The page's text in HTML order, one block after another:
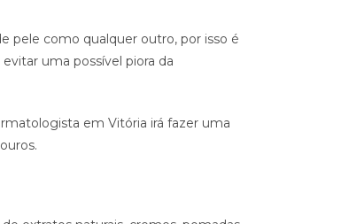
pele como qualquer outro, por isso é
uma possível piora da
em Vitória irá fazer uma